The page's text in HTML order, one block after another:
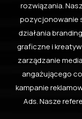
rozwiązania.
pozycjonowanie
działania
graficzne i
zarządzanie
angażującego
kampanie
Ads. Nasze